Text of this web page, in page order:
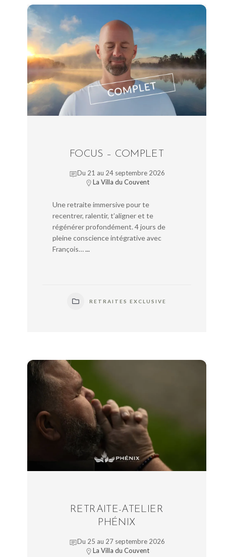
FOCUS – COMPLET
Du 21 au 24 septembre 2026
La Villa du Couvent
Une retraite immersive pour te
recentrer, ralentir, t’aligner et te
régénérer profondément. 4 jours de
pleine conscience intégrative avec
François…...
RETRAITES EXCLUSIVE
RETRAITE-ATELIER
PHÉNIX
Du 25 au 27 septembre 2026
La Villa du Couvent